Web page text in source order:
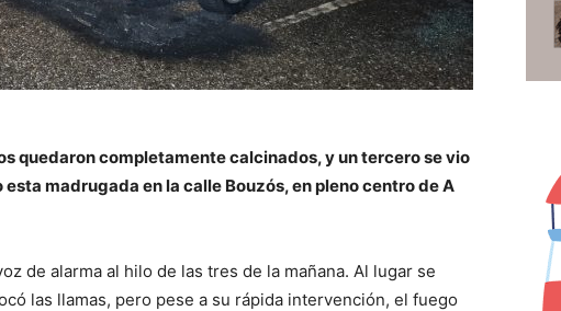
quedaron completamente calcinados, y un tercero se vio
madrugada en la calle Bouzós, en pleno centro de A
de alarma al hilo de las tres de la mañana. Al lugar se
las llamas, pero pese a su rápida intervención, el fuego